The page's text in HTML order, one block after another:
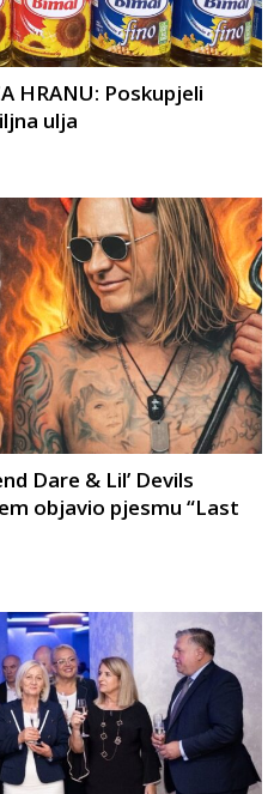
HRANU: Poskupjeli
ulja
Dare & Lil’ Devils
objavio pjesmu “Last